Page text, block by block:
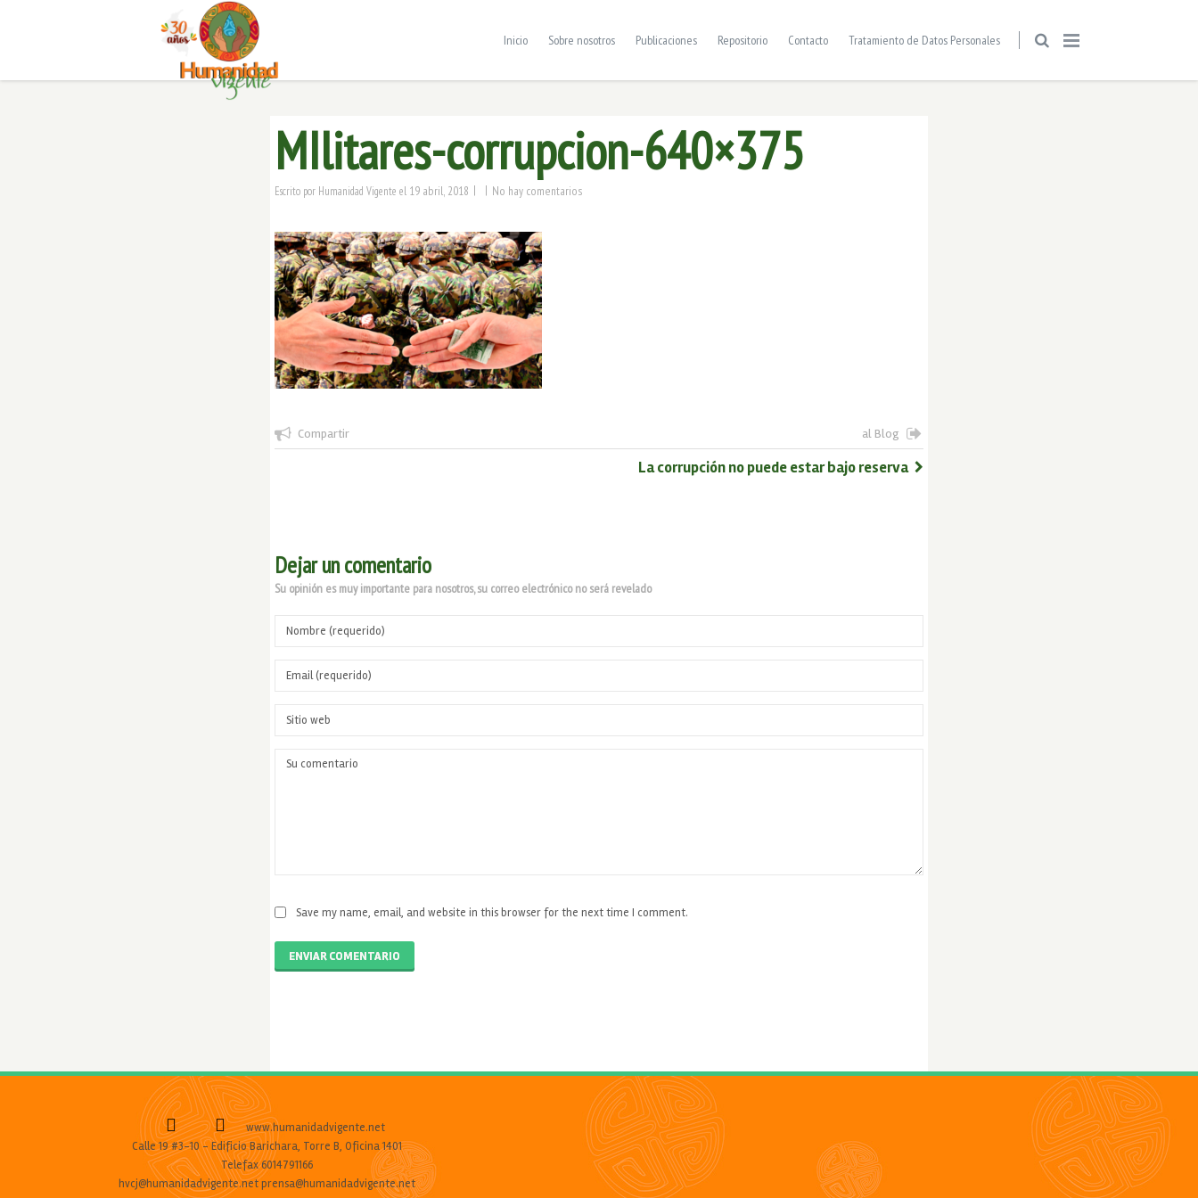
Inicio Sobre nosotros Publicaciones Repositorio Contacto Tratamiento de Datos Personales
MIlitares-corrupcion-640×375
Escrito por Humanidad Vigente el 19 abril, 2018 | | No hay comentarios
Compartir al Blog
La corrupción no puede estar bajo reserva
Dejar un comentario
Su opinión es muy importante para nosotros, su correo electrónico no será revelado
Save my name, email, and website in this browser for the next time I comment.
ENVIAR COMENTARIO
www.humanidadvigente.net
Calle 19 #3-10 - Edificio Barichara, Torre B, Oficina 1401
Telefax 6014791166
hvcj@humanidadvigente.net prensa@humanidadvigente.net